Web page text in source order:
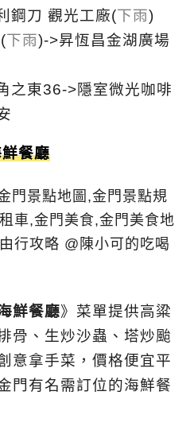
鋼刀 觀光工廠(下雨)
下雨)->昇恆昌金湖廣場
之東36->隱室微光咖啡
餐廳
鮮餐廳》菜單提供高粱
骨、生炒沙蟲、塔炒颱
意拿手菜，價格便宜平
門有名需訂位的海鮮餐